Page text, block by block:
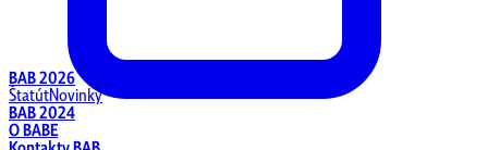
BAB 2026
ŠtatútNovinky
BAB 2024
O BABE